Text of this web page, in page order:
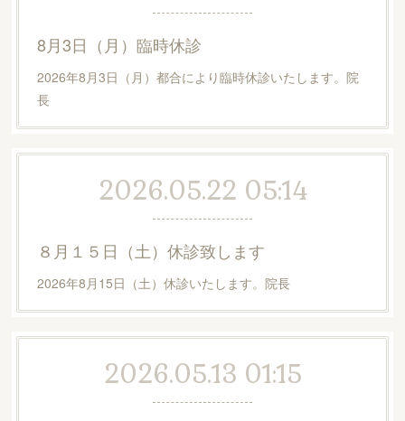
8月3日（月）臨時休診
2026年8月3日（月）都合により臨時休診いたします。院
長
2026.05.22 05:14
８月１５日（土）休診致します
2026年8月15日（土）休診いたします。院長
2026.05.13 01:15